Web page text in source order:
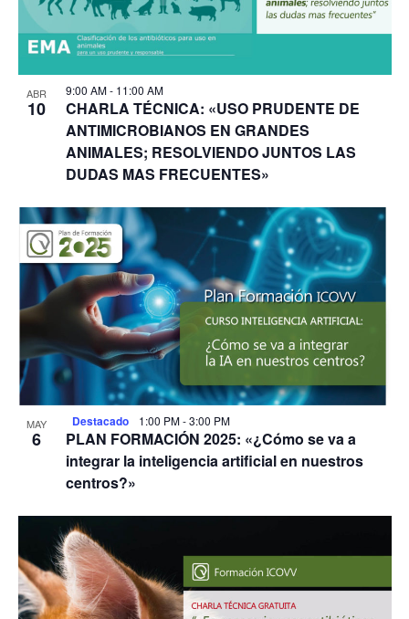
ABR
10
9:00 AM- 11:00 AM
CHARLA TÉCNICA: «USO PRUDENTE DE
ANTIMICROBIANOS EN GRANDES
ANIMALES; RESOLVIENDO JUNTOS LAS
DUDAS MAS FRECUENTES»
MAY
6
Destacado 1:00 PM-3:00 PM
PLAN FORMACIÓN 2025: «¿Cómo se va a
integrar la inteligencia artificial en nuestros
centros?»